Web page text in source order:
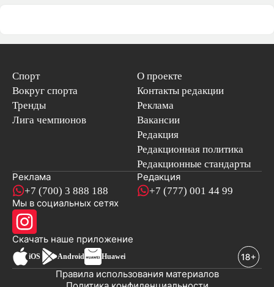
Спорт
Вокруг спорта
Тренды
Лига чемпионов
О проекте
Контакты редакции
Реклама
Вакансии
Редакция
Редакционная политика
Редакционные стандарты
Реклама
+7 (700) 3 888 188
Редакция
+7 (777) 001 44 99
Мы в социальных сетях
Скачать наше приложениеновостей
iOS Android Huawei
Правила использования материалов